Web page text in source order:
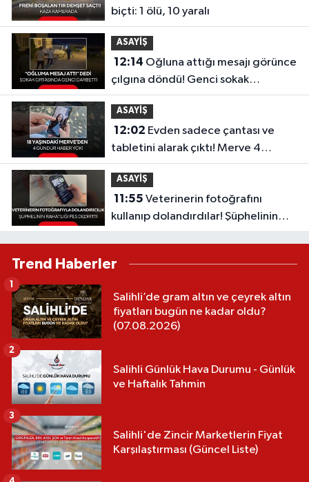
biçti: 1 ölü, 10 yaralı
ASAYİŞ
12:14
çılgına döndü! Genci sokak
ortasında darbetti
ASAYİŞ
12:02
tabletini alarak çıktı! Merve 4
gündür kayıp
ASAYİŞ
11:55
kullanıp dolandırdılar! Şüphelinin
sözleri “pes” dedirtti
Trend Haberler
Salihli’de gram altın ve çeyrek altın
fiyatları bugün ne kadar oldu?
(07.08.2026)
1
Salihli Günlük Hava Durumu - Günlük
ve Haftalık Tahmin
2
Salihli'de Zincir Marketlerin Fiyat
Karşılaştırması (Güncel Liste)
3